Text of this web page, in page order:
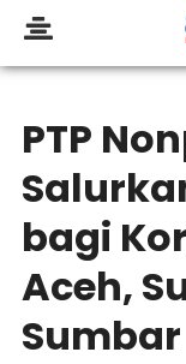
PTP
bagi
Aceh,
Sumbar